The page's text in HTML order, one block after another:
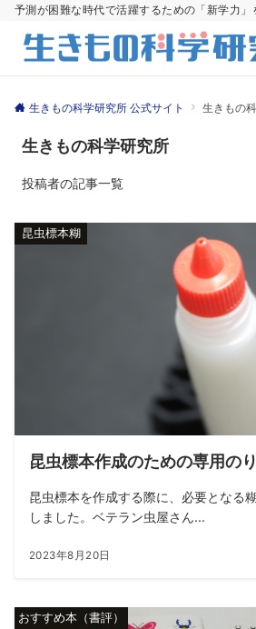
予測が困難な時代で活躍するための「新学力」
生きもの科学研究所 公式サイト 生きもの
生きもの科学研究所
投稿者の記事一覧
昆虫標本糊
昆虫標本作成のための専用の
昆虫標本を作成する際に、必要となる
しました。ベテラン虫屋さん...
2023年8月20日
おすすめ本（書評）